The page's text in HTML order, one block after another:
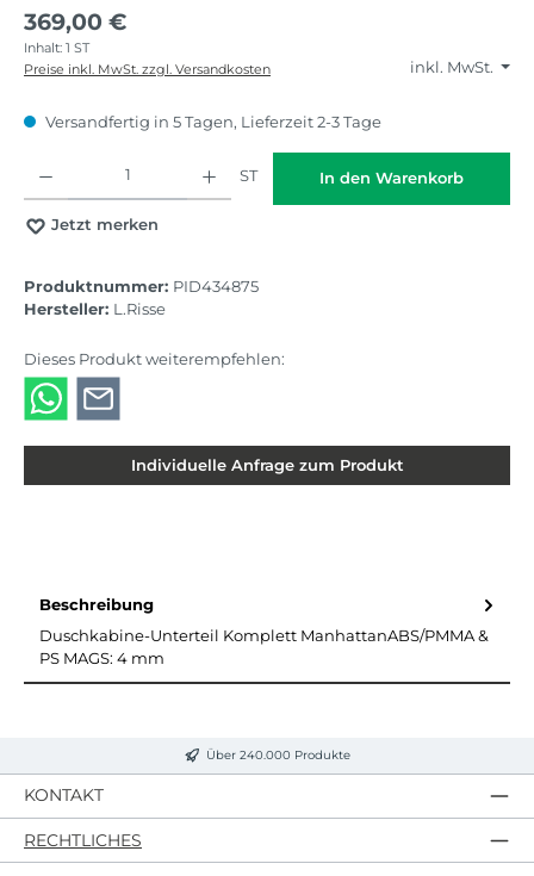
369,00 €
Inhalt: 1 ST
inkl. MwSt.
Preise inkl. MwSt. zzgl. Versandkosten
Versandfertig in 5 Tagen, Lieferzeit 2-3 Tage
ST In den Warenkorb
Jetzt merken
Produktnummer: PID434875
Hersteller: L.Risse
Dieses Produkt weiterempfehlen:
Individuelle Anfrage zum Produkt
Beschreibung
Duschkabine-Unterteil Komplett ManhattanABS/PMMA &
PS MAGS: 4 mm
Über 240.000 Produkte
KONTAKT
RECHTLICHES